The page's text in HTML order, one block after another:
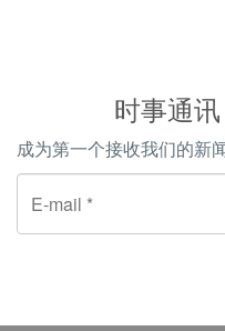
时事通讯
成为第一个接收我们的新